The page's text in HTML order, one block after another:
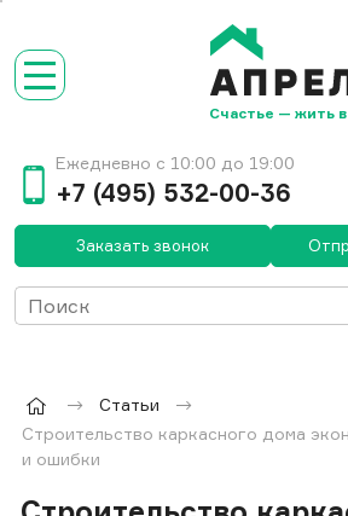
Счастье — жить
Ежедневно с 10:00 до 19:00
+7 (495) 532-00-36
Заказать звонок
Статьи
Строительство каркасного дома
и ошибки